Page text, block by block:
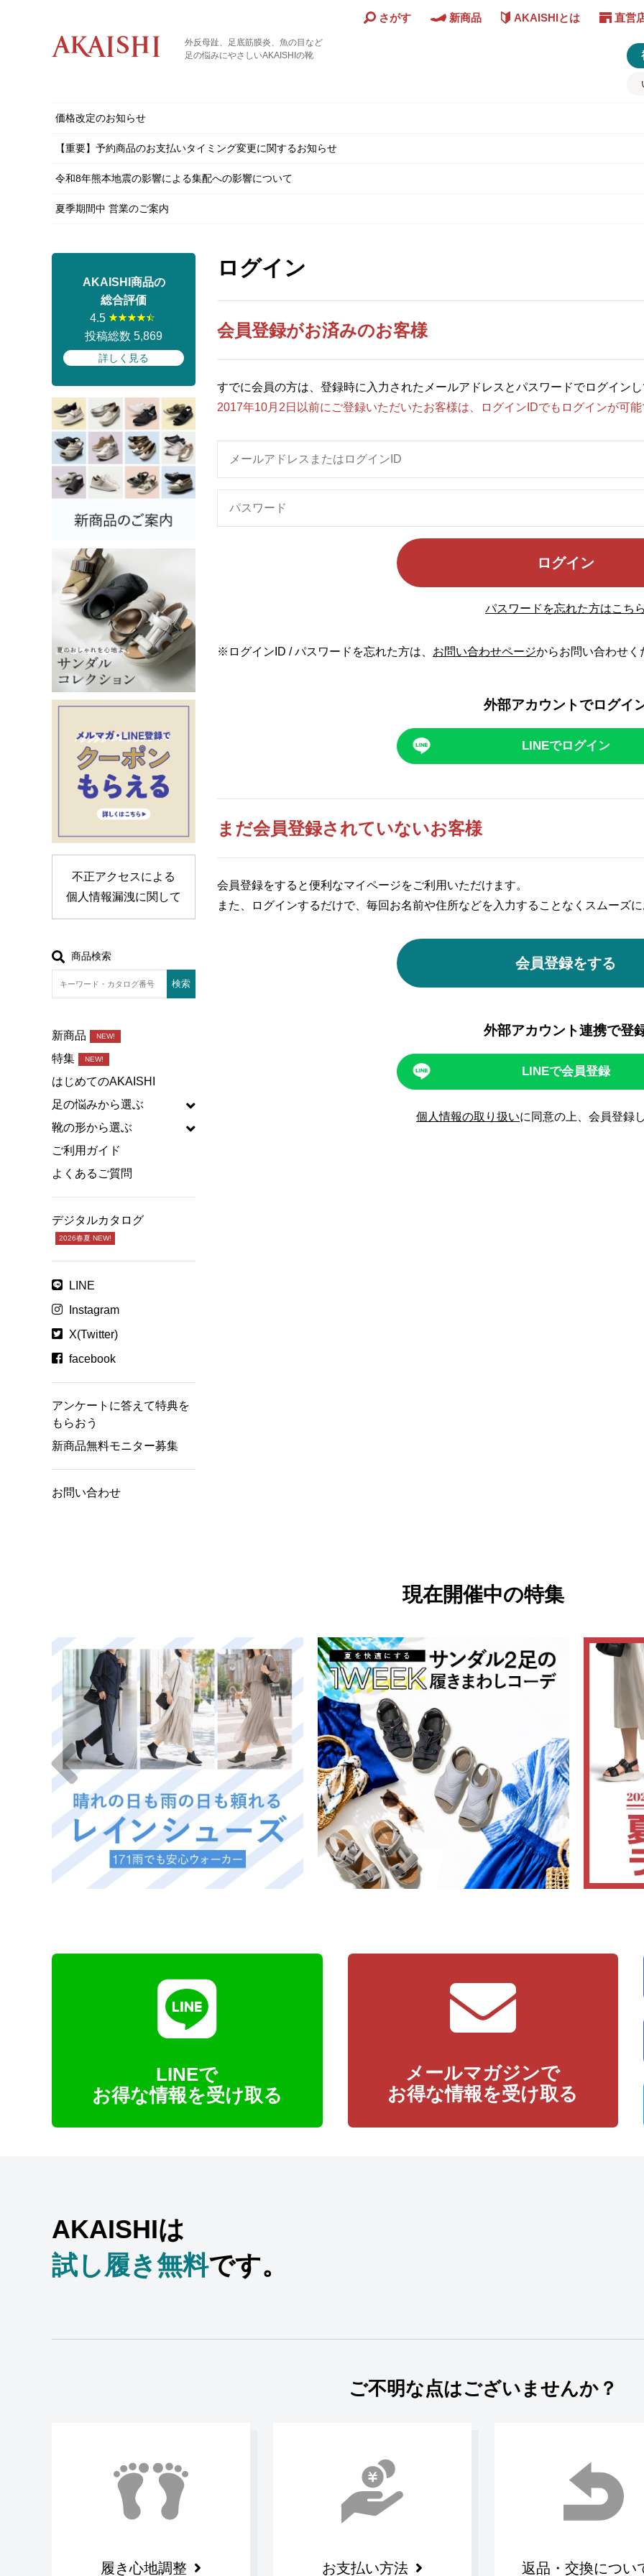
外反母趾、足底筋膜炎、魚の目など
足の悩みにやさしいAKAISHIの靴
さがす 新商品 AKAISHIとは 直営
価格改定のお知らせ
【重要】予約商品のお支払いタイミング変更に関するお知らせ
令和8年熊本地震の影響による集配への影響について
夏季期間中 営業のご案内
AKAISHI商品の
総合評価
4.5
投稿総数 5,869
詳しく見る
不正アクセスによる
個人情報漏洩に関して
商品検索
新商品 NEW!
特集 NEW!
はじめてのAKAISHI
足の悩みから選ぶ
靴の形から選ぶ
ご利用ガイド
よくあるご質問
デジタルカタログ
2026春夏 NEW!
LINE
Instagram
X(Twitter)
facebook
アンケートに答えて特典を
もらおう
新商品無料モニター募集
お問い合わせ
ログイン
会員登録がお済みのお客様
すでに会員の方は、登録時に入力されたメールアドレスとパスワードでログインし
2017年10月2日以前にご登録いただいたお客様は、ログインIDでもログインが可能
ログイン
パスワードを忘れた方はこちら
ログインID / パスワードを忘れた方は、 お問い合わせページからお問い合わせく
外部アカウントでログイ
LINEでログイン
まだ会員登録されていないお客様
会員登録をすると便利なマイページをご利用いただけます。
また、ログインするだけで、毎回お名前や住所などを入力することなくスムーズ
会員登録をする
外部アカウント連携で登
LINEで会員登録
個人情報の取り扱いに同意の上、会員登録
現在開催中の特集
LINEで
お得な情報を受け取る
メールマガジンで
お得な情報を受け取る
AKAISHIは
試し履き無料です。
ご不明な点はございませんか？
履き心地調整 お支払い方法 返品・交換につい